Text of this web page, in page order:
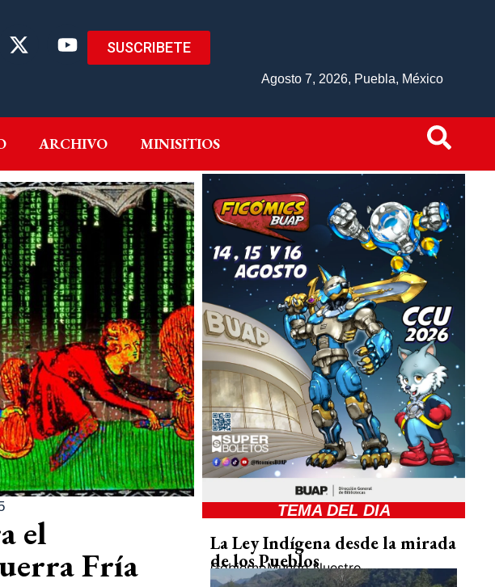
SUSCRIBETE
Agosto 7, 2026, Puebla, México
ARCHIVO MINISITIOS
ARCHIVO MINISITIOS
el
Fría
TEMA DEL DIA
La Ley Indígena desde la mirada
de los Pueblos
GobiernoMundo Nuestro